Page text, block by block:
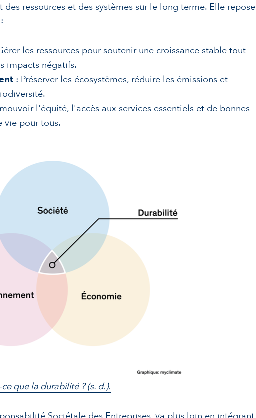
ressources et des systèmes sur le long terme. Elle repose
les ressources pour soutenir une croissance stable tout
impacts négatifs.
: Préserver les écosystèmes, réduire les émissions et
l'équité, l'accès aux services essentiels et de bonnes
vie pour tous.
ce que la durabilité ? (s. d.).